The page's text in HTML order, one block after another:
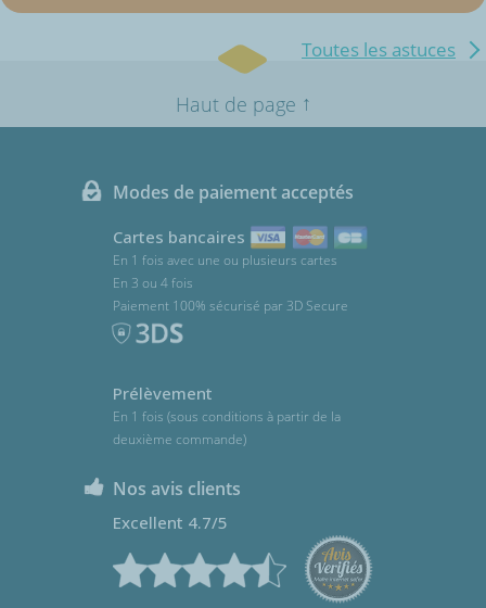
Toutes les astuces
Haut de page ↑
Modes de paiement acceptés
Cartes bancaires
En 1 fois avec une ou plusieurs cartes
En 3 ou 4 fois
Paiement 100% sécurisé par 3D Secure
Prélèvement
En 1 fois (sous conditions à partir de la
deuxième commande)
Nos avis clients
Excellent 4.7/5